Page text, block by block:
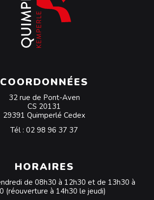
COORDONNÉES
32 rue de Pont-Aven
CS 20131
29391 Quimperlé Cedex
Tél : 02 98 96 37 37
HORAIRES
de 08h30 à 12h30 et de 13h30 à
(réouverture à 14h30 le jeudi)